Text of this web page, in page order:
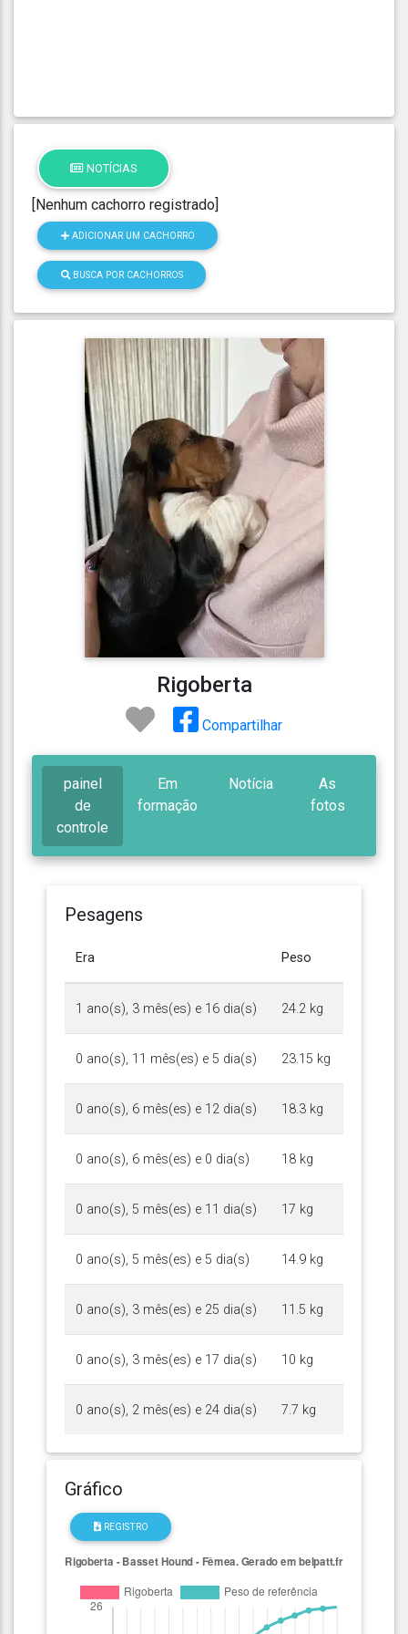
NOTÍCIAS
[Nenhum cachorro registrado]
ADICIONAR UM CACHORRO
BUSCA POR CACHORROS
Rigoberta
Compartilhar
painel
de
controle
Em
formação
Notícia
As
fotos
Pesagens
Era Peso
1 ano(s), 3 mês(es) e 16 dia(s) 24.2 kg
0 ano(s), 11 mês(es) e 5 dia(s) 23.15 kg
0 ano(s), 6 mês(es) e 12 dia(s) 18.3 kg
0 ano(s), 6 mês(es) e 0 dia(s) 18 kg
0 ano(s), 5 mês(es) e 11 dia(s) 17 kg
0 ano(s), 5 mês(es) e 5 dia(s) 14.9 kg
0 ano(s), 3 mês(es) e 25 dia(s) 11.5 kg
0 ano(s), 3 mês(es) e 17 dia(s) 10 kg
0 ano(s), 2 mês(es) e 24 dia(s) 7.7 kg
Gráfico
REGISTRO